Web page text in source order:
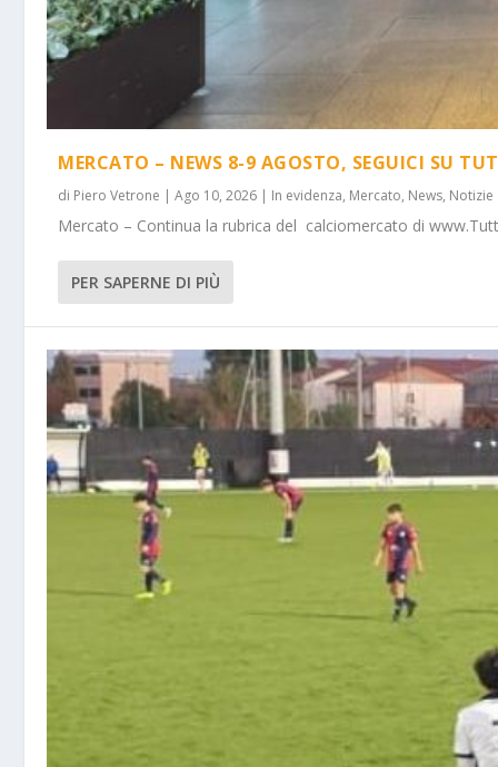
MERCATO – NEWS 8-9 AGOSTO, SEGUICI SU
di Piero Vetrone |Ago 10, 2026 | In evidenza, Mercato, News, Notizie
Mercato – Continua la rubrica del calciomercato di
PER SAPERNE DI PIÙ